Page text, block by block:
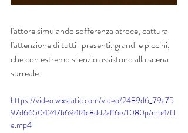
l'attore simulando sofferenza atroce, cattura
l'attenzione di tutti i presenti, grandi e piccini,
che con estremo silenzio assistono alla scena
surreale.
https://video.wixstatic.com/video/2489d6_79a75
97d66504247b694f4c8dd2aff6e/1080p/mp4/fil
e.mp4